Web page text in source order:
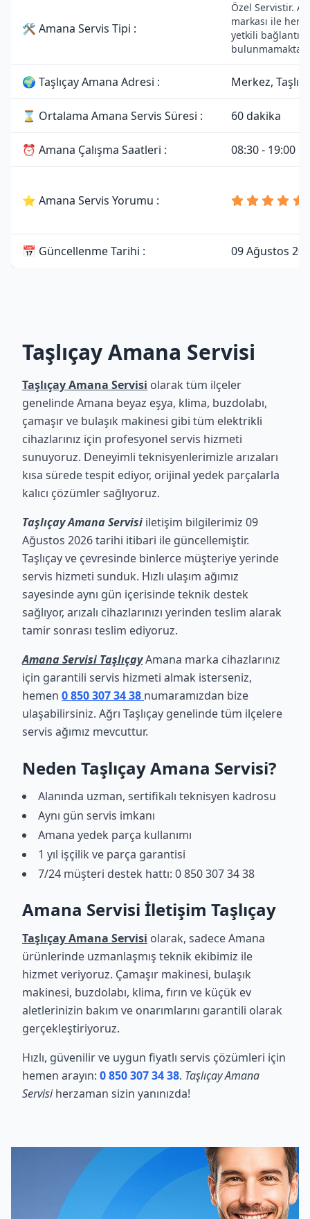
🛠 Amana Servis Tipi :
Özel Servistir.
markası ile
yetkili bağlantısı
🌍 Taşlıçay Amana Adresi : Merkez,
⌛ Ortalama Amana Servis Süresi : 60 dakika
⏰ Amana Çalışma Saatleri : 08:30 - 19:00
⭐ Amana Servis Yorumu :
📅 Güncellenme Tarihi : 09 Ağustos
Taşlıçay Amana Servisi
Taşlıçay Amana Servisi olarak tüm ilçeler
genelinde Amana beyaz eşya, klima, buzdolabı,
çamaşır ve bulaşık makinesi gibi tüm elektrikli
cihazlarınız için profesyonel servis hizmeti
sunuyoruz. Deneyimli teknisyenlerimizle arızaları
kısa sürede tespit ediyor, orijinal yedek parçalarla
kalıcı çözümler sağlıyoruz.
Taşlıçay Amana Servisi iletişim bilgilerimiz 09
Ağustos 2026 tarihi itibari ile güncellemiştir.
Taşlıçay ve çevresinde binlerce müşteriye yerinde
servis hizmeti sunduk. Hızlı ulaşım ağımız
sayesinde aynı gün içerisinde teknik destek
sağlıyor, arızalı cihazlarınızı yerinden teslim alarak
tamir sonrası teslim ediyoruz.
Amana Servisi TaşlıçayAmana marka cihazlarınız
için garantili servis hizmeti almak isterseniz,
hemen 0 850 307 34 38 numaramızdan bize
ulaşabilirsiniz. Ağrı Taşlıçay genelinde tüm ilçelere
servis ağımız mevcuttur.
Neden Taşlıçay Amana Servisi?
Alanında uzman, sertifikalı teknisyen kadrosu
Aynı gün servis imkanı
Amana yedek parça kullanımı
1 yıl işçilik ve parça garantisi
7/24 müşteri destek hattı: 0 850 307 34 38
Amana Servisi İletişim Taşlıçay
Taşlıçay Amana Servisi olarak, sadece Amana
ürünlerinde uzmanlaşmış teknik ekibimiz ile
hizmet veriyoruz. Çamaşır makinesi, bulaşık
makinesi, buzdolabı, klima, fırın ve küçük ev
aletlerinizin bakım ve onarımlarını garantili olarak
gerçekleştiriyoruz.
Hızlı, güvenilir ve uygun fiyatlı servis çözümleri için
hemen arayın: 0 850 307 34 38. Taşlıçay Amana
Servisiherzaman sizin yanınızda!